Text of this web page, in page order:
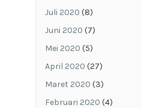
Juli 2020 (8)
Juni 2020 (7)
Mei 2020 (5)
April 2020 (27)
Maret 2020 (3)
Februari 2020 (4)